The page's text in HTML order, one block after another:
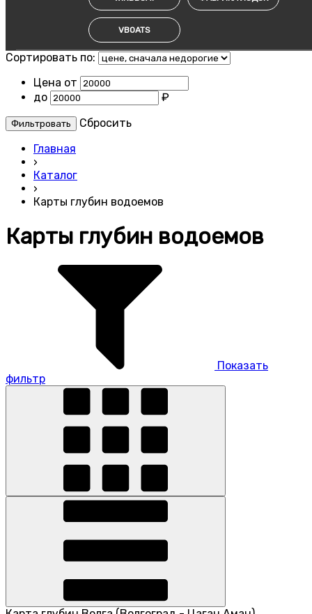
VBOATS
Сортировать по:
Цена от
до
₽
Cбросить
Главная
›
Каталог
›
Карты глубин водоемов
Карты глубин водоемов
Показать
фильтр